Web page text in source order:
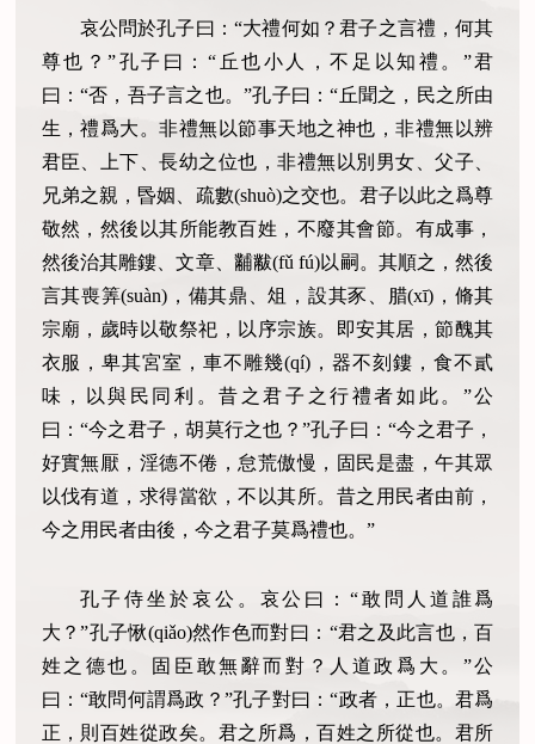
哀公問於孔子曰：“大禮何如？君子之言禮，何其
尊也？”孔子曰：“丘也小人，不足以知禮。”君
曰：“否，吾子言之也。”孔子曰：“丘聞之，民之所由
生，禮爲大。非禮無以節事天地之神也，非禮無以辨
君臣、上下、長幼之位也，非禮無以別男女、父子、
兄弟之親，昬姻、疏數(shuò)之交也。君子以此之爲尊
敬然，然後以其所能教百姓，不廢其會節。有成事，
然後治其雕鏤、文章、黼黻(fǔ fú)以嗣。其順之，然後
言其喪筭(suàn)，備其鼎、俎，設其豕、腊(xī)，脩其
宗廟，歲時以敬祭祀，以序宗族。即安其居，節醜其
衣服，卑其宮室，車不雕幾(qí)，器不刻鏤，食不貳
味，以與民同利。昔之君子之行禮者如此。”公
曰：“今之君子，胡莫行之也？”孔子曰：“今之君子，
好實無厭，淫德不倦，怠荒傲慢，固民是盡，午其眾
以伐有道，求得當欲，不以其所。昔之用民者由前，
今之用民者由後，今之君子莫爲禮也。”
孔子侍坐於哀公。哀公曰：“敢問人道誰爲
大？”孔子愀(qiǎo)然作色而對曰：“君之及此言也，百
姓之德也。固臣敢無辭而對？人道政爲大。”公
曰：“敢問何謂爲政？”孔子對曰：“政者，正也。君爲
正，則百姓從政矣。君之所爲，百姓之所從也。君所